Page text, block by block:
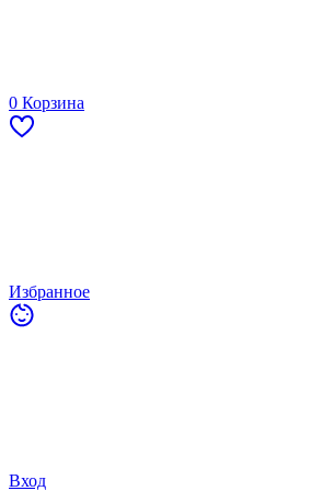
0 Корзина
Избранное
Вход